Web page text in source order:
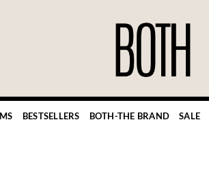
BESTSELLERS BOTH-THE BRAND SALE